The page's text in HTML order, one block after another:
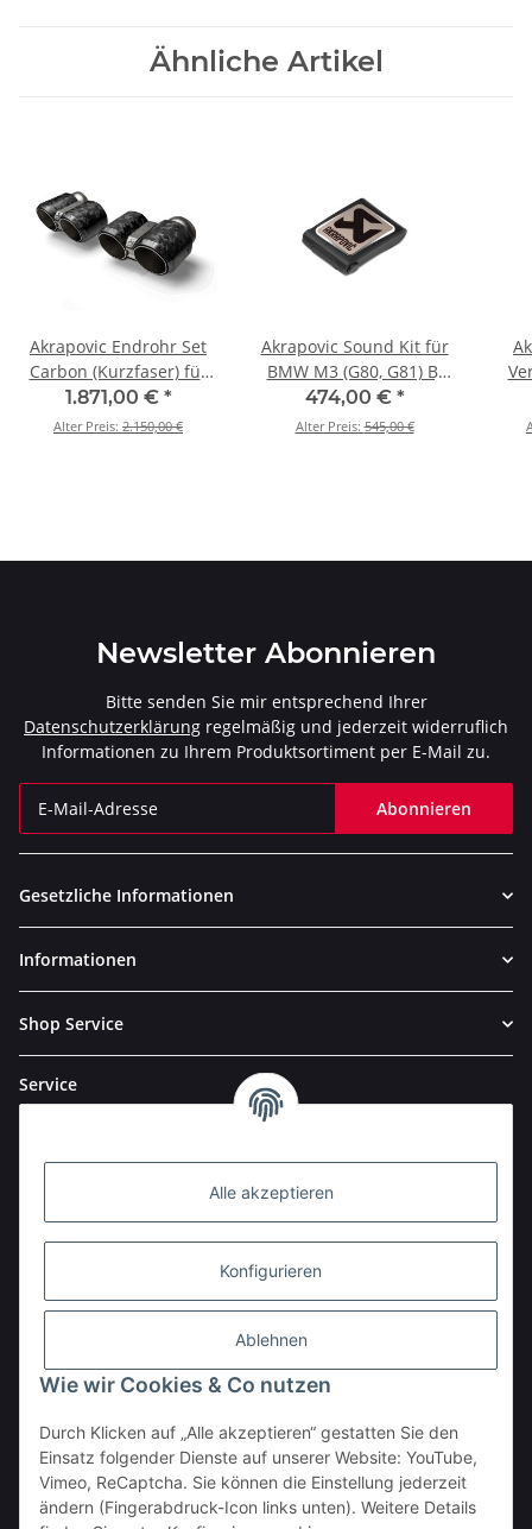
Alle akzeptieren
Konfigurieren
Ablehnen
Wie wir Cookies & Co nutzen
Durch Klicken auf „Alle akzeptieren“ gestatten Sie den
Einsatz folgender Dienste auf unserer Website: YouTube,
Vimeo, ReCaptcha. Sie können die Einstellung jederzeit
ändern (Fingerabdruck-Icon links unten). Weitere Details
Ähnliche Artikel
Akrapovic Endrohr Set
Carbon (Kurzfaser) für
M2 Coupé (G87) / M3
(G80/G81) / M4
1.871,00 € *
Alter Preis: 2.150,00 €
Akrapovic Sound Kit für
BMW M3 (G80, G81) BJ
2021 > 2024 (P-HF1384)
474,00 € *
Alter Preis:545,00 €
Newsletter Abonnieren
Bitte senden Sie mir entsprechend Ihrer
Datenschutzerklärung regelmäßig und jederzeit widerruflich
Informationen zu Ihrem Produktsortiment per E-Mail zu.
Abonnieren
Gesetzliche Informationen
Informationen
Shop Service
Service
BESTELLHOTLINE:
(0 23 03) 983 77 27
Vertrag widerrufen